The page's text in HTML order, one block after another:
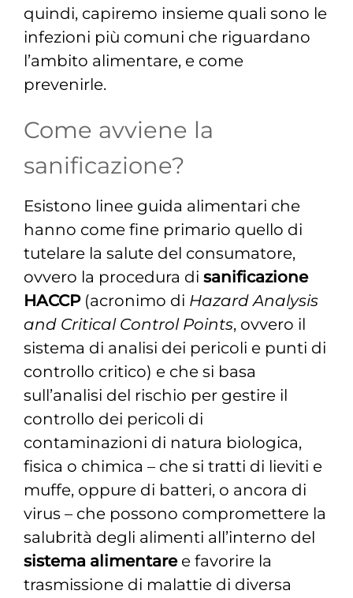
quindi, capiremo insieme quali sono le
infezioni più comuni che riguardano
l’ambito alimentare, e come
prevenirle.
Come avviene la
sanificazione?
Esistono linee guida alimentari che
hanno come fine primario quello di
tutelare la salute del consumatore,
ovvero la procedura di sanificazione
HACCP(acronimo di Hazard Analysis
and Critical Control Points, ovvero il
sistema di analisi dei pericoli e punti di
controllo critico) e che si basa
sull’analisi del rischio per gestire il
controllo dei pericoli di
contaminazioni di natura biologica,
fisica o chimica – che si tratti di lieviti e
muffe, oppure di batteri, o ancora di
virus – che possono compromettere la
salubrità degli alimenti all’interno del
sistema alimentaree favorire la
trasmissione di malattie di diversa